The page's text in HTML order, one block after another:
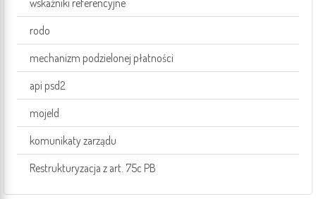
wskaźniki referencyjne
rodo
mechanizm podzielonej płatności
api psd2
mojeId
komunikaty zarządu
Restrukturyzacja z art. 75c PB